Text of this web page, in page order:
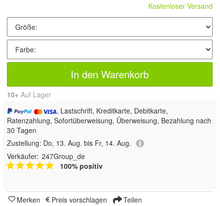
Kostenloser Versand
In den Warenkorb
10+ Auf Lager
, Lastschrift, Kreditkarte, Debitkarte,
Ratenzahlung, Sofortüberweisung, Überweisung, Bezahlung nach
30 Tagen
Zustellung: Do, 13. Aug. bis Fr, 14. Aug.
Verkäufer: 247Group_de
100% positiv
Merken Preis vorschlagen Teilen